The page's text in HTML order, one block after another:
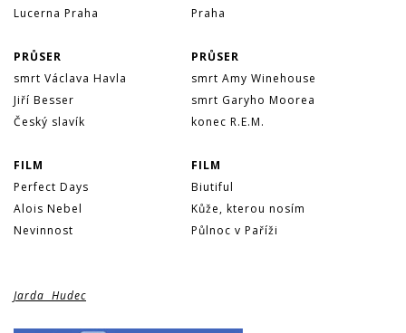
Lucerna Praha
Praha
PRŮSER
PRŮSER
smrt Václava Havla
smrt Amy Winehouse
Jiří Besser
smrt Garyho Moorea
Český slavík
konec R.E.M.
FILM
FILM
Perfect Days
Biutiful
Alois Nebel
Kůže, kterou nosím
Nevinnost
Půlnoc v Paříži
Jarda Hudec